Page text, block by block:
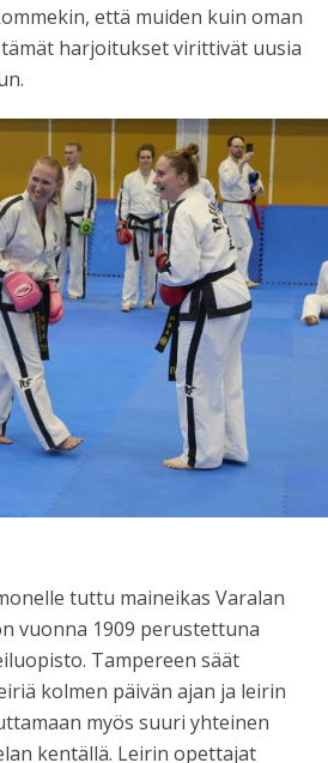
että muiden kuin oman
harjoitukset virittivät uusia
tuttu maineikas Varalan
vuonna 1909 perustettuna
Tampereen säät
kolmen päivän ajan ja leirin
myös suuri yhteinen
kentällä. Leirin opettajat